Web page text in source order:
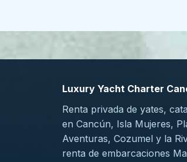
Luxury Yacht Charter
Renta privada de yates,
en Cancún, Isla Mujeres,
Aventuras, Cozumel y la
renta de embarcaciones